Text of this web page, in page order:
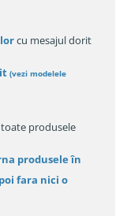
cu mesajul dorit
(vezi modelele
toate produsele
produsele în
fara nici o